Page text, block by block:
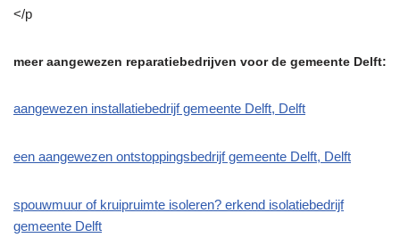
</p
meer aangewezen reparatiebedrijven voor de gemeente Delft:
aangewezen installatiebedrijf gemeente Delft, Delft
een aangewezen ontstoppingsbedrijf gemeente Delft, Delft
spouwmuur of kruipruimte isoleren? erkend isolatiebedrijf
gemeente Delft